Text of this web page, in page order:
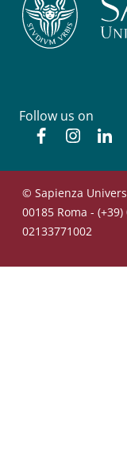
Follow us on
Facebook
© Sapienza
00185 Roma -
02133771002